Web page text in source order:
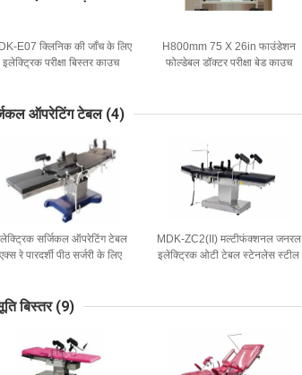
E07 क्लिनिक की जाँच के लिए
इलेक्ट्रिक परीक्षा बिस्तर काउच
H800mm 75 X 26in फाउंडेशन
फोल्डेबल डॉक्टर परीक्षा बेड काउच
ऑपरेटिंग टेबल (4)
सर्जिकल ऑपरेटिंग टेबल
एक्स रे पारदर्शी पीठ सर्जरी के लिए
MDK-ZC2(II) मल्टीफंक्शनल जनरल
इलेक्ट्रिक ओटी टेबल स्टेनलेस स्टील
बिस्तर (9)